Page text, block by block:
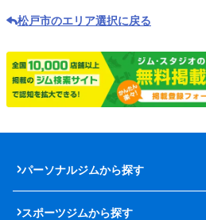
松戸市のエリア選択に戻る
パーソナルジムから探す
スポーツジムから探す